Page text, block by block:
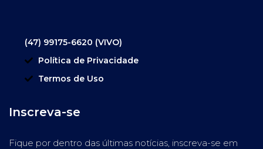
(47) 99175-6620 (VIVO)
Política de Privacidade
Termos de Uso
Inscreva-se
Fique por dentro das últimas notícias, inscreva-se em